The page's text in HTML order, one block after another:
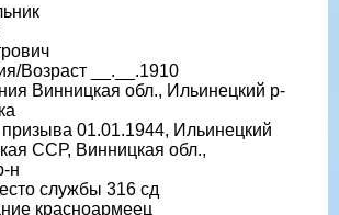
Возраст __.__.1910
Винницкая обл., Ильинецкий р-
01.01.1944, Ильинецкий
ССР, Винницкая обл.,
н
службы 316 сд
красноармеец